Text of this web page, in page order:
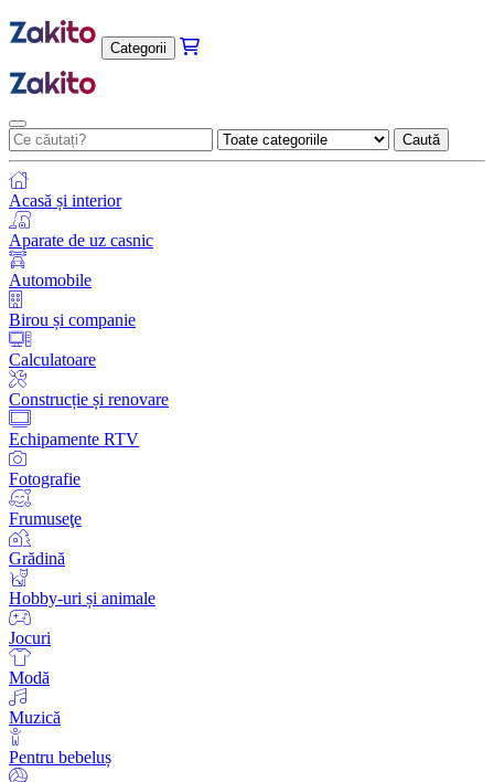
Categorii
Caută
Acasă și interior
Aparate de uz casnic
Automobile
Birou și companie
Calculatoare
Construcție și renovare
Echipamente RTV
Fotografie
Frumuseţe
Grădină
Hobby-uri și animale
Jocuri
Modă
Muzică
Pentru bebeluș